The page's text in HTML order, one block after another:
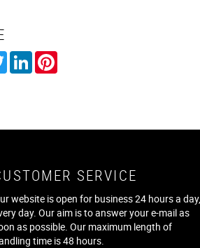
TwitterLinkedIn
SERVICE
website is open for business 24 hours a day,
day. Our aim is to answer your e-mail as
as possible. Our maximum length of
time is 48 hours.